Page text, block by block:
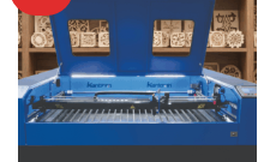
AÃ±adir
a la lista
de
deseos